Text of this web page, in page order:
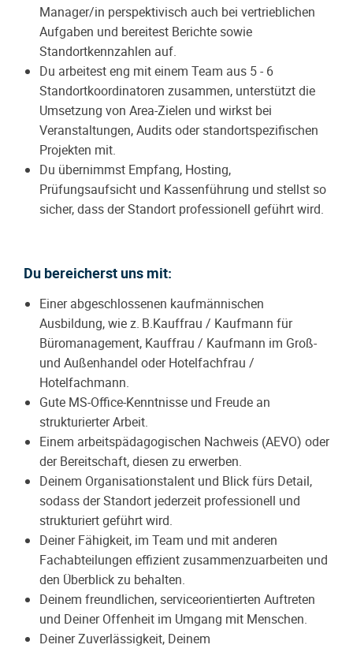
Manager/in perspektivisch auch bei vertrieblichen
Aufgaben und bereitest Berichte sowie
Standortkennzahlen auf.
Du arbeitest eng mit einem Team aus 5 - 6
Standortkoordinatoren zusammen, unterstützt die
Umsetzung von Area-Zielen und wirkst bei
Veranstaltungen, Audits oder standortspezifischen
Projekten mit.
Du übernimmst Empfang, Hosting,
Prüfungsaufsicht und Kassenführung und stellst so
sicher, dass der Standort professionell geführt wird.
Du bereicherst uns mit:
Einer abgeschlossenen kaufmännischen
Ausbildung, wie z. B.Kauffrau / Kaufmann für
Büromanagement, Kauffrau / Kaufmann im Groß-
und Außenhandel oder Hotelfachfrau /
Hotelfachmann.
Gute MS-Office-Kenntnisse und Freude an
strukturierter Arbeit.
Einem arbeitspädagogischen Nachweis (AEVO) oder
der Bereitschaft, diesen zu erwerben.
Deinem Organisationstalent und Blick fürs Detail,
sodass der Standort jederzeit professionell und
strukturiert geführt wird.
Deiner Fähigkeit, im Team und mit anderen
Fachabteilungen effizient zusammenzuarbeiten und
den Überblick zu behalten.
Deinem freundlichen, serviceorientierten Auftreten
und Deiner Offenheit im Umgang mit Menschen.
Deiner Zuverlässigkeit, Deinem